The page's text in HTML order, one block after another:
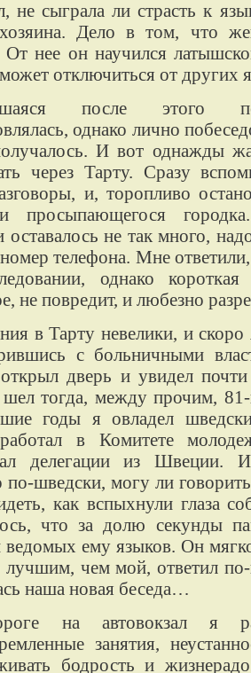
не сыграла ли страсть к
Дело в том, что
От нее он научился
отключиться от других
после этого
однако лично
И вот однажды
через Тарту. Сразу
и, торопливо
просыпающегося
оставалось не так много,
телефона. Мне
однако
не повредит, и любезно
в Тарту невелики, и
с больничными
открыл дверь и увидел
тогда, между прочим, 81-
годы я овладел
в Комитете
делегации из Швеции.
по-шведски, могу ли
как вспыхнули глаза
что за долю секунды
ведомых ему языков. Он
лучшим, чем мой, ответил
наша новая беседа…
на автовокзал я
занятия,
бодрость и